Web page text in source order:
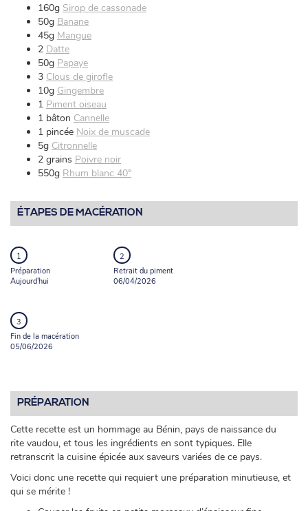
160g Sirop de cassonade
50g Banane
45g Mangue
2 Datte
50g Papaye
3 Clous de girofle
10g Gingembre
1 Piment oiseau
1 bâton Cannelle
1 pincée Noix de muscade
5g Citronnelle
2 grains Poivre noir
550g Rhum blanc 40°
ÉTAPES DE MACÉRATION
Préparation
Aujourd'hui
Retrait du piment
06/04/2026
Fin de la macération
05/06/2026
PRÉPARATION
Cette recette est un hommage au Bénin, pays de naissance du
rite vaudou, et tous les ingrédients en sont typiques. Elle
retranscrit la cuisine épicée aux saveurs variées de ce pays.
Voici donc une recette qui requiert une préparation minutieuse, et
qui se mérite !